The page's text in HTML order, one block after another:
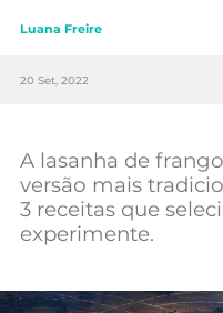
Fitness
Mães e
Luana Freire
20 Set, 2022
A lasanha de
versão mais
3 receitas que
experimente.